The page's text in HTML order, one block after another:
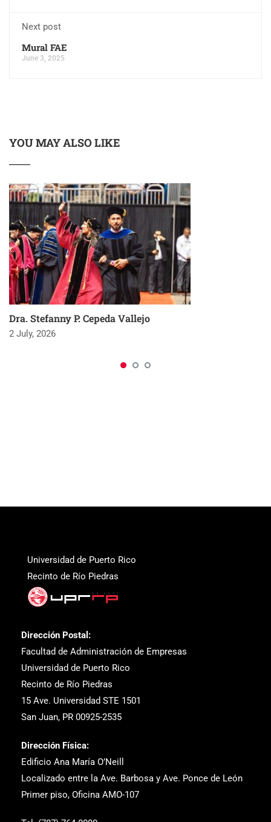
Next post
Mural FAE
June 3, 2025
YOU MAY ALSO LIKE
Dra. Stefanny P. Cepeda Vallejo
2 July, 2026
Universidad de Puerto Rico
Recinto de Río Piedras
Dirección Postal:
Facultad de Administración de Empresas
Universidad de Puerto Rico
Recinto de Río Piedras
15 Ave. Universidad STE 1501
San Juan, PR 00925-2535
Dirección Física:
Edificio Ana María O’Neill
Localizado entre la Ave. Barbosa y Ave. Ponce de León
Primer piso, Oficina AMO-107